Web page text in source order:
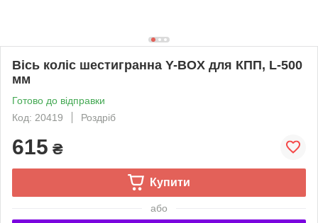
Вісь коліс шестигранна Y-BOX для КПП, L-500
мм
Готово до відправки
Код: 20419
Роздріб
615 ₴
Купити
або